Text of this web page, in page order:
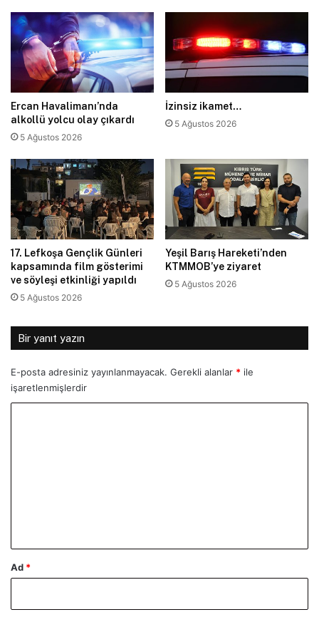
Ercan Havalimanı’nda
alkollü yolcu olay çıkardı
5 Ağustos 2026
İzinsiz ikamet…
5 Ağustos 2026
17. Lefkoşa Gençlik Günleri
kapsamında film gösterimi
ve söyleşi etkinliği yapıldı
5 Ağustos 2026
Yeşil Barış Hareketi’nden
KTMMOB’ye ziyaret
5 Ağustos 2026
Bir yanıt yazın
E-posta adresiniz yayınlanmayacak. Gerekli alanlar * ile
işaretlenmişlerdir
Ad *